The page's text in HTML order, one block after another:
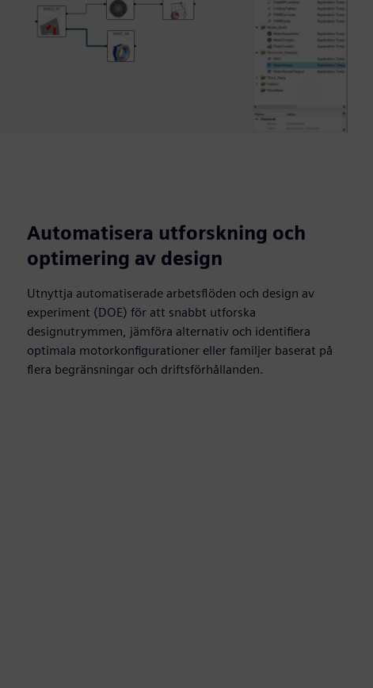
Automatisera utforskning och
optimering av design
Utnyttja automatiserade arbetsflöden och design av
experiment (DOE) för att snabbt utforska
designutrymmen, jämföra alternativ och identifiera
optimala motorkonfigurationer eller familjer baserat på
flera begränsningar och driftsförhållanden.